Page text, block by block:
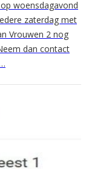
woensdagavond
zaterdag met
Vrouwen 2 nog
dan contact